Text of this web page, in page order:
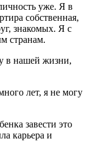
уже. Я в
собственная,
знакомых. Я с
странам.
в нашей жизни,
лет, я не могу
завести это
карьера и